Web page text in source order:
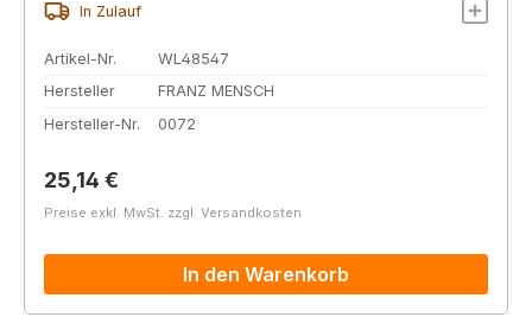
In Zulauf
Artikel-Nr.
WL48547
Hersteller
FRANZ MENSCH
Hersteller-Nr.
0072
Regulärer Preis:
25,14 €
Preise exkl. MwSt. zzgl. Versandkosten
In den Warenkorb